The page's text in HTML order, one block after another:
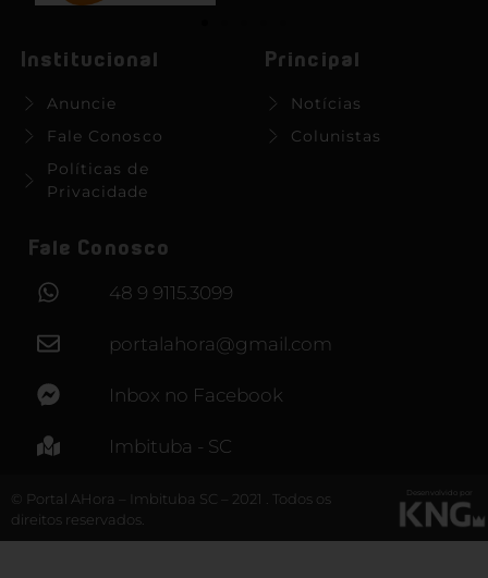
Institucional
Anuncie
Fale Conosco
Políticas de
Privacidade
Principal
Notícias
Colunistas
Fale Conosco
48 9 9115.3099
portalahora@gmail.com
Inbox no Facebook
Imbituba - SC
© Portal AHora – Imbituba SC – 2021 . Todos os
direitos reservados.
Desenvolvido por